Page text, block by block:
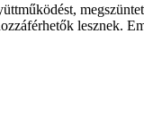
lesznek.